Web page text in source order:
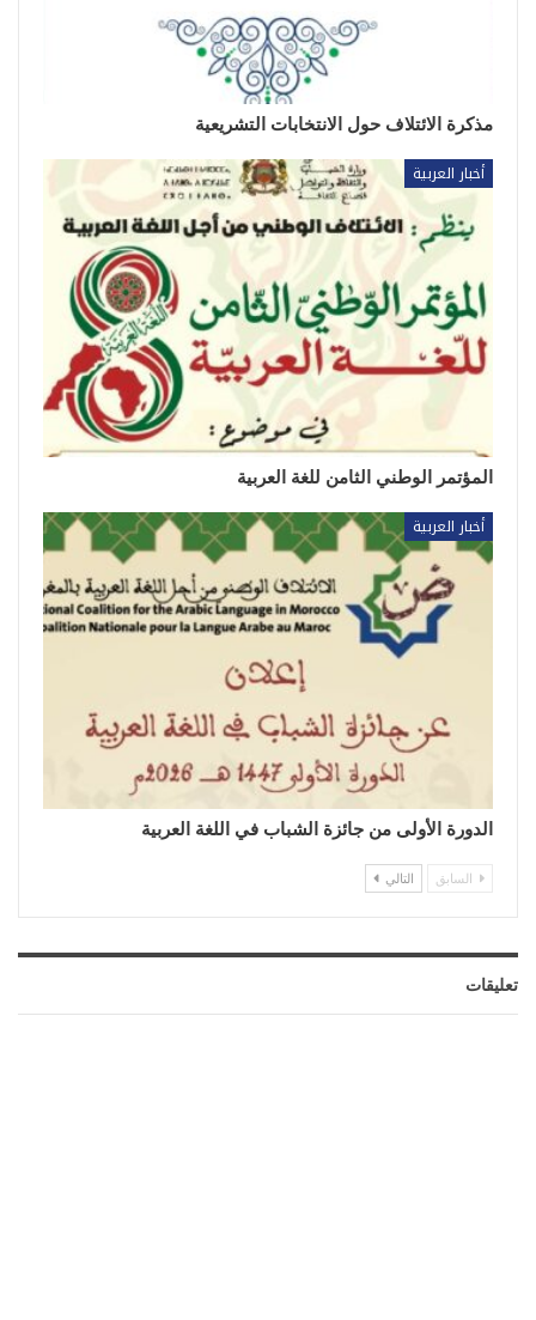
مذكرة الائتلاف حول الانتخابات التشريعية
أخبار العربية
المؤتمر الوطني الثامن للغة العربية
أخبار العربية
الدورة الأولى من جائزة الشباب في اللغة العربية
السابق التالي
تعليقات